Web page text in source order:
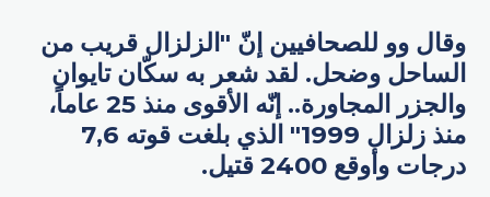
وقال وو للصحافيين إنّ "الزلزال قريب من
الساحل وضحل. لقد شعر به سكّان تايوان
والجزر المجاورة.. إنّه الأقوى منذ 25 عاماً،
منذ زلزال 1999" الذي بلغت قوته 7,6
درجات وأوقع 2400 قتيل.